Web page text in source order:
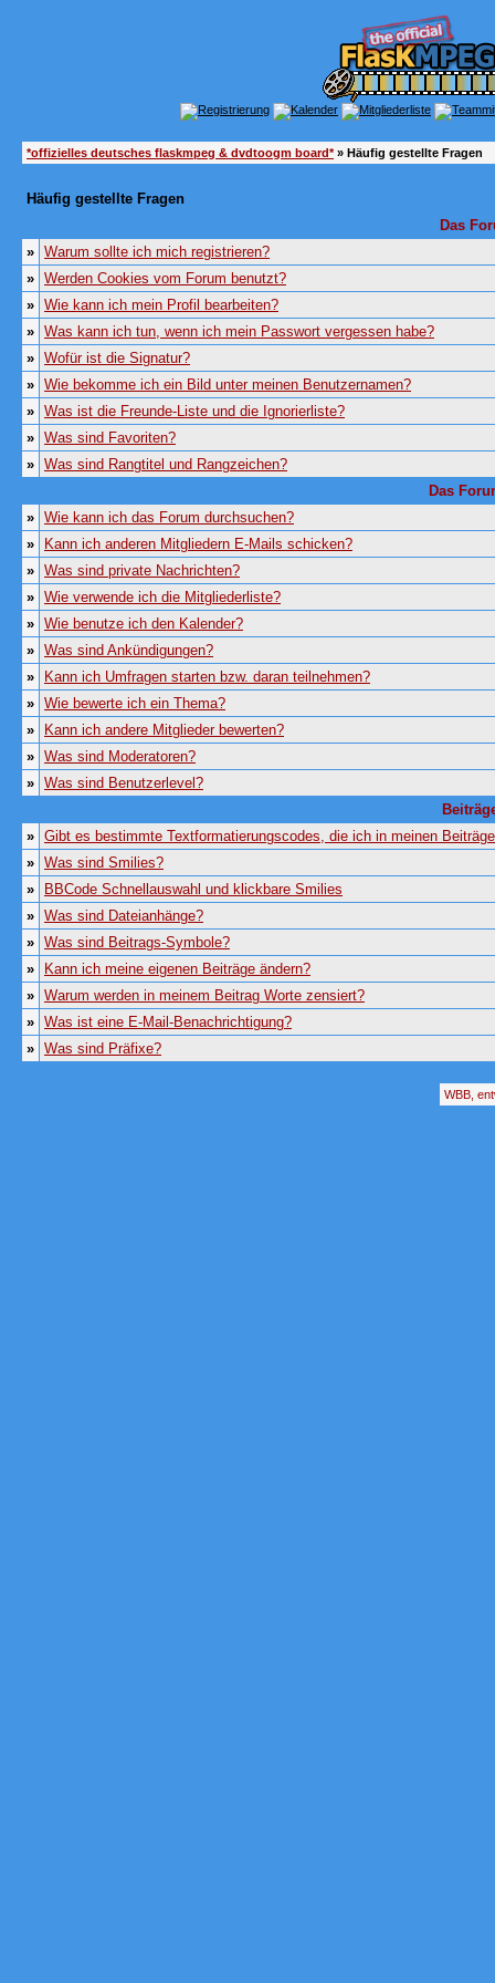
*offizielles deutsches flaskmpeg & dvdtoogm board*» Häufig gestellte Fragen
Häufig gestellte Fragen
Das
» Warum sollte ich mich registrieren?
» Werden Cookies vom Forum benutzt?
» Wie kann ich mein Profil bearbeiten?
» Was kann ich tun, wenn ich mein Passwort vergessen habe?
» Wofür ist die Signatur?
» Wie bekomme ich ein Bild unter meinen Benutzernamen?
» Was ist die Freunde-Liste und die Ignorierliste?
» Was sind Favoriten?
» Was sind Rangtitel und Rangzeichen?
Das
» Wie kann ich das Forum durchsuchen?
»
Kann ich anderen Mitgliedern E-Mails schicken?
» Was sind private Nachrichten?
» Wie verwende ich die Mitgliederliste?
» Wie benutze ich den Kalender?
» Was sind Ankündigungen?
»
Kann ich Umfragen starten bzw. daran teilnehmen?
» Wie bewerte ich ein Thema?
»
Kann ich andere Mitglieder bewerten?
» Was sind Moderatoren?
» Was sind Benutzerlevel?
» Gibt es bestimmte Textformatierungscodes, die ich in meinen
» Was sind Smilies?
»
BBCode Schnellauswahl und klickbare Smilies
» Was sind Dateianhänge?
» Was sind Beitrags-Symbole?
»
Kann ich meine eigenen Beiträge ändern?
» Warum werden in meinem Beitrag Worte zensiert?
» Was ist eine E-Mail-Benachrichtigung?
» Was sind Präfixe?
WBB,